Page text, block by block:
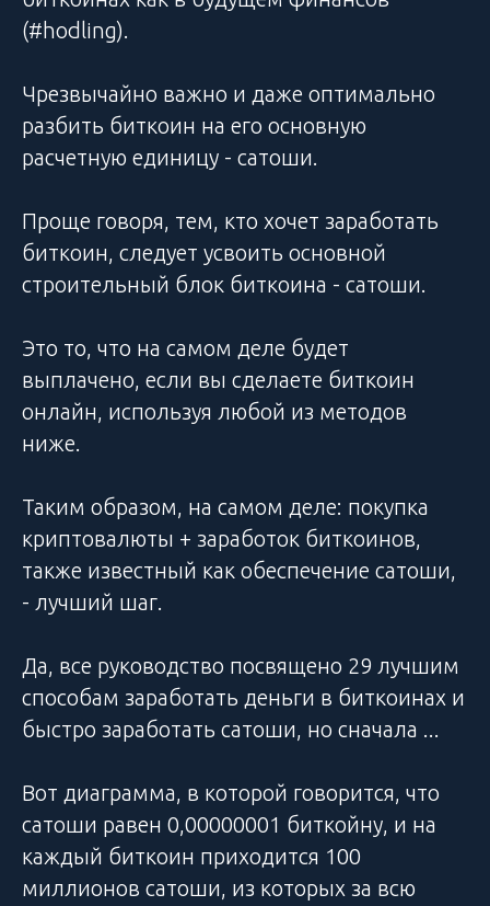
(#hodling).
Чрезвычайно важно и даже оптимально
разбить биткоин на его основную
расчетную единицу - сатоши.
Проще говоря, тем, кто хочет заработать
биткоин, следует усвоить основной
строительный блок биткоина - сатоши.
Это то, что на самом деле будет
выплачено, если вы сделаете биткоин
онлайн, используя любой из методов
ниже.
Таким образом, на самом деле: покупка
криптовалюты + заработок биткоинов,
также известный как обеспечение сатоши,
- лучший шаг.
Да, все руководство посвящено 29 лучшим
способам заработать деньги в биткоинах и
быстро заработать сатоши, но сначала ...
Вот диаграмма, в которой говорится, что
сатоши равен 0,00000001 биткойну, и на
каждый биткоин приходится 100
миллионов сатоши, из которых за всю